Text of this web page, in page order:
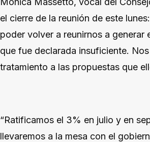
el cierre de la reunión de este
poder volver a reunirnos a
que fue declarada insuficiente.
tratamiento a las propuestas que
“Ratificamos el 3% en julio y en
llevaremos a la mesa con el